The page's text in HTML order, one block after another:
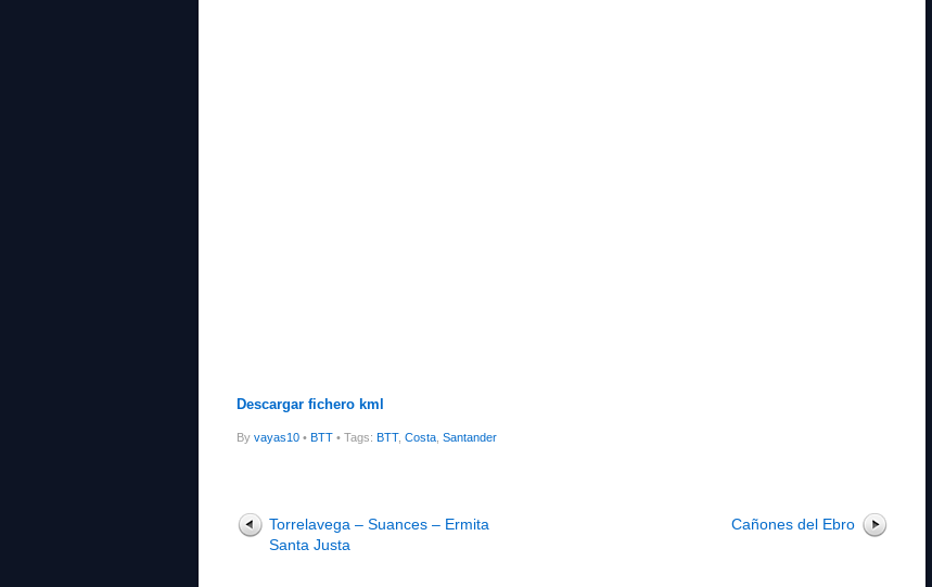
Descargar fichero kml
By vayas10 • BTT • Tags: BTT, Costa Santander
Torrelavega – Suances – Ermita
Santa Justa
Cañones del Ebro